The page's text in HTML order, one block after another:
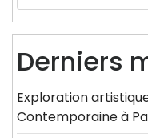
Derniers
Exploration
Contemporaine à